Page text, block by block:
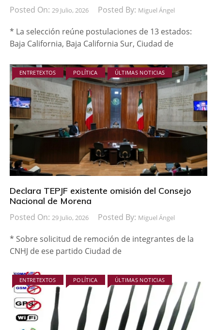
Posted On: 29 Julio, 2026 Posted By: Miguel Ángel
* La selección reúne postulaciones de 13 estados:
Baja California, Baja California Sur, Ciudad de
ENTRETEXTOS POLÍTICA ÚLTIMAS NOTICIAS
Declara TEPJF existente omisión del Consejo
Nacional de Morena
Posted On: 29 Julio, 2026 Posted By: Miguel Ángel
* Sobre solicitud de remoción de integrantes de la
CNHJ de ese partido Ciudad de
ENTRETEXTOS POLÍTICA ÚLTIMAS NOTICIAS